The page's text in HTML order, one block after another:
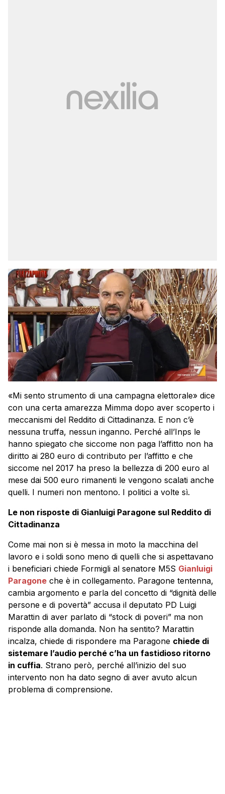
«Mi sento strumento di una campagna elettorale» dice
con una certa amarezza Mimma dopo aver scoperto i
meccanismi del Reddito di Cittadinanza. E non c’è
nessuna truffa, nessun inganno. Perché all’Inps le
hanno spiegato che siccome non paga l’affitto non ha
diritto ai 280 euro di contributo per l’affitto e che
siccome nel 2017 ha preso la bellezza di 200 euro al
mese dai 500 euro rimanenti le vengono scalati anche
quelli. I numeri non mentono. I politici a volte sì.
Le non risposte di Gianluigi Paragone sul Reddito di
Cittadinanza
Come mai non si è messa in moto la macchina del
lavoro e i soldi sono meno di quelli che si aspettavano
i beneficiari chiede Formigli al senatore M5S Gianluigi
Paragone che è in collegamento. Paragone tentenna,
cambia argomento e parla del concetto di “dignità delle
persone e di povertà” accusa il deputato PD Luigi
Marattin di aver parlato di “stock di poveri” ma non
risponde alla domanda. Non ha sentito? Marattin
incalza, chiede di rispondere ma Paragone chiede di
sistemare l’audio perché c’ha un fastidioso ritorno
in cuffia. Strano però, perché all’inizio del suo
intervento non ha dato segno di aver avuto alcun
problema di comprensione.